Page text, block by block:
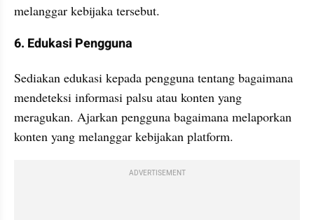
melanggar kebijaka tersebut.
6. Edukasi Pengguna
Sediakan edukasi kepada pengguna tentang bagaimana
mendeteksi informasi palsu atau konten yang
meragukan. Ajarkan pengguna bagaimana melaporkan
konten yang melanggar kebijakan platform.
ADVERTISEMENT